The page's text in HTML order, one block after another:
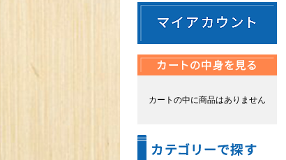
カートの中に商品はありません